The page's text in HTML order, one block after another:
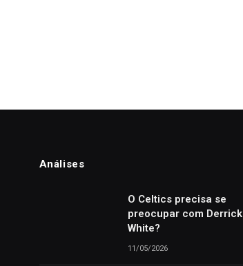
Análises
O Celtics precisa se
preocupar com Derrick
White?
11/05/2026